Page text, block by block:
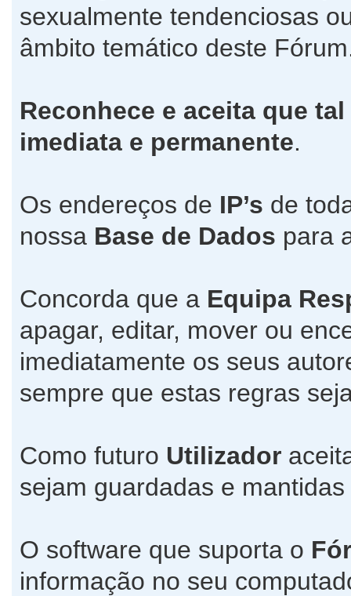
sexualmente tendenciosas
âmbito temático deste
Reconhece e aceita que
imediata e permanente.
Os endereços de IP’s de
nossa Base de Dados para
Concorda que a Equipa
apagar, editar, mover ou
imediatamente os seus
sempre que estas regras
Como futuro Utilizador
sejam guardadas e
O software que suporta o
informação no seu